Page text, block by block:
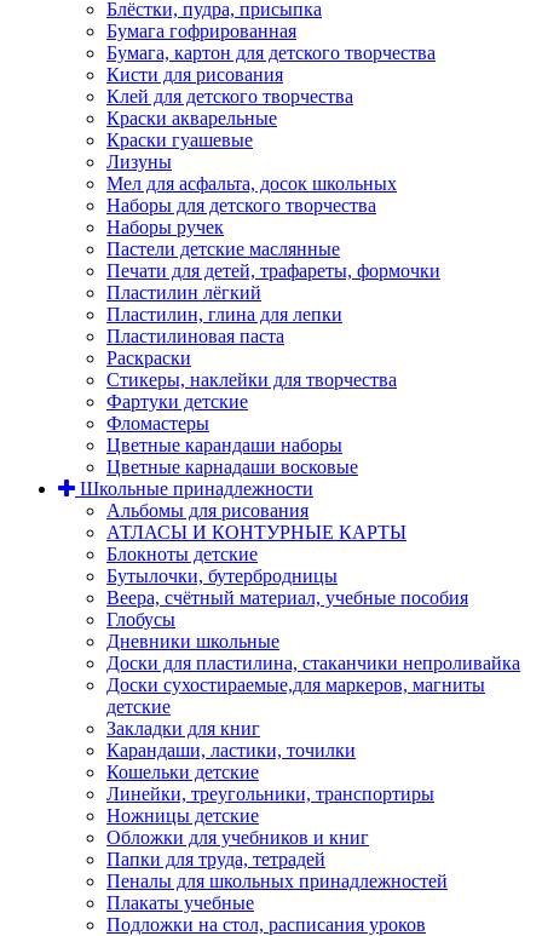
Блёстки, пудра, присыпка
Бумага гофрированная
Бумага, картон для детского творчества
Кисти для рисования
Клей для детского творчества
Краски акварельные
Краски гуашевые
Лизуны
Мел для асфальта, досок школьных
Наборы для детского творчества
Наборы ручек
Пастели детские маслянные
Печати для детей, трафареты, формочки
Пластилин лёгкий
Пластилин, глина для лепки
Пластилиновая паста
Раскраски
Стикеры, наклейки для творчества
Фартуки детские
Фломастеры
Цветные карандаши наборы
Цветные карнадаши восковые
Школьные принадлежности
Альбомы для рисования
АТЛАСЫ И КОНТУРНЫЕ КАРТЫ
Блокноты детские
Бутылочки, бутербродницы
Веера, счётный материал, учебные пособия
Глобусы
Дневники школьные
Доски для пластилина, стаканчики непроливайка
Доски сухостираемые,для маркеров, магниты
детские
Закладки для книг
Карандаши, ластики, точилки
Кошельки детские
Линейки, треугольники, транспортиры
Ножницы детские
Обложки для учебников и книг
Папки для труда, тетрадей
Пеналы для школьных принадлежностей
Плакаты учебные
Подложки на стол, расписания уроков